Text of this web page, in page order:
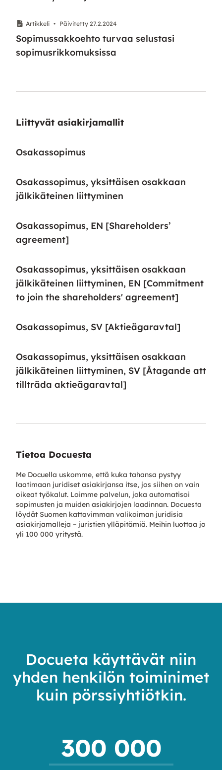
Artikkeli • Päivitetty 27.2.2024
Sopimussakkoehto turvaa selustasi
sopimusrikkomuksissa
Liittyvät asiakirjamallit
Osakassopimus
Osakassopimus, yksittäisen osakkaan
jälkikäteinen liittyminen
Osakassopimus, EN [Shareholders’
agreement]
Osakassopimus, yksittäisen osakkaan
jälkikäteinen liittyminen, EN [Commitment
to join the shareholders' agreement]
Osakassopimus, SV [Aktieägaravtal]
Osakassopimus, yksittäisen osakkaan
jälkikäteinen liittyminen, SV [Åtagande att
tillträda aktieägaravtal]
Tietoa Docuesta
Me Docuella uskomme, että kuka tahansa pystyy
laatimaan juridiset asiakirjansa itse, jos siihen on vain
oikeat työkalut. Loimme palvelun, joka automatisoi
sopimusten ja muiden asiakirjojen laadinnan. Docuesta
löydät Suomen kattavimman valikoiman juridisia
asiakirjamalleja – juristien ylläpitämiä. Meihin luottaa jo
yli 100 000 yritystä.
Docueta käyttävät niin
yhden henkilön toiminimet
kuin pörssiyhtiötkin.
300 000